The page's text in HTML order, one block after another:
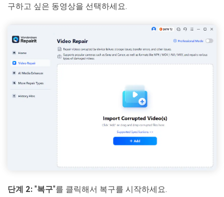
구하고 싶은 동영상을 선택하세요.
단계 2: "복구"를 클릭해서 복구를 시작하세요.